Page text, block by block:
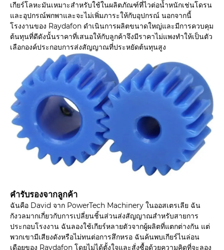
เกียร์โลหะมันเหมาะสำหรับใช้ในผลิตภัณฑ์ที่ไวต่อน้ำหนักเช่นโดรน
และอุปกรณ์พกพาและจะไม่เพิ่มภาระให้กับอุปกรณ์ นอกจากนี้
โรงงานของ Raydafon ดำเนินการผลิตขนาดใหญ่และมีการควบคุม
ต้นทุนที่ดีดังนั้นราคาที่เสนอให้กับลูกค้าจึงมีราคาไม่แพงทำให้เป็นตัว
เลือกองค์ประกอบการส่งสัญญาณที่ประหยัดต้นทุนสูง
คำรับรองจากลูกค้า
ฉันคือ David จาก PowerTech Machinery ในออสเตรเลีย ฉัน
กังวลมากเกี่ยวกับการเปลี่ยนชิ้นส่วนส่งสัญญาณสำหรับสายการ
ประกอบโรงงาน ฉันลองใช้เกียร์หลายตัวจากผู้ผลิตที่แตกต่างกัน แต่
พวกเขามีเสียงดังหรือไม่ทนต่อการสึกหรอ ฉันค้นพบเกียร์ไนล่อน
เดือยของ Raydafon โดยไม่ได้ตั้งใจและสั่งซื้อด้วยความคิดที่จะลอง